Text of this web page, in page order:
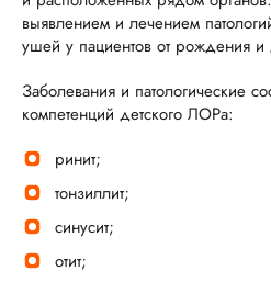
выявлением и лечением
ушей у пациентов от рождения и
Заболевания и патологические
компетенций детского ЛОРа:
ринит;
тонзиллит;
синусит;
отит;